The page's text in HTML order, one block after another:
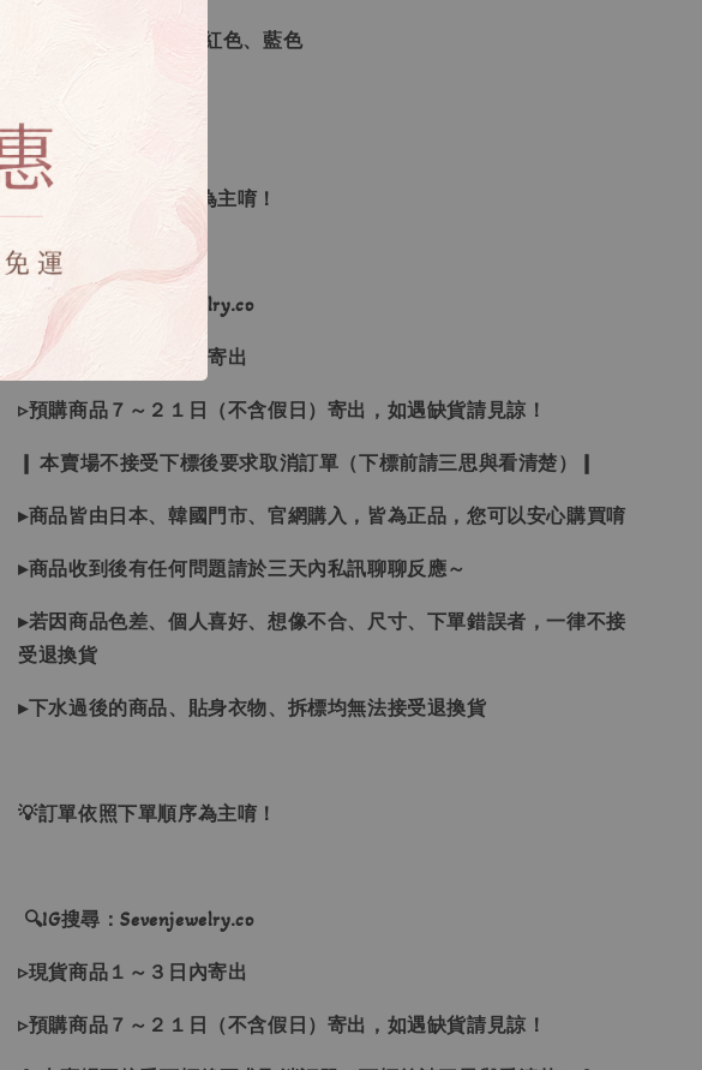
【款式】 ：棕色、酒紅色、藍色
💡訂單依照下單順序為主唷！
🔍IG搜尋：Sevenjewelry.co
▹現貨商品１～３日內寄出
▹預購商品７～２１日（不含假日）寄出，如遇缺貨請見諒！
❙ 本賣場不接受下標後要求取消訂單（下標前請三思與看清楚）❙
▸商品皆由日本、韓國門市、官網購入，皆為正品，您可以安心購買唷
▸商品收到後有任何問題請於三天內私訊聊聊反應～
▸若因商品色差、個人喜好、想像不合、尺寸、下單錯誤者，一律不接
受退換貨
▸下水過後的商品、貼身衣物、拆標均無法接受退換貨
💡訂單依照下單順序為主唷！
🔍IG搜尋：Sevenjewelry.co
▹現貨商品１～３日內寄出
▹預購商品７～２１日（不含假日）寄出，如遇缺貨請見諒！